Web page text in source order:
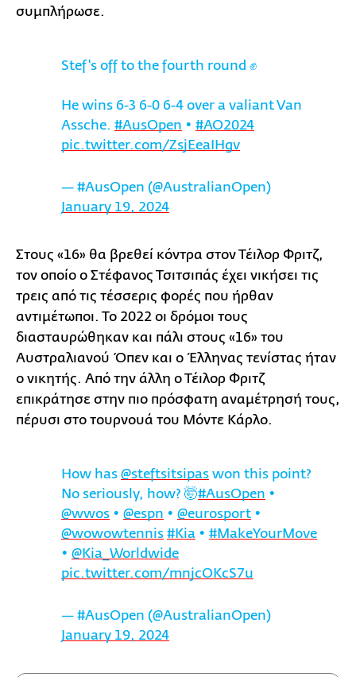
συμπλήρωσε.
Stef's off to the fourth round ✊
He wins 6-3 6-0 6-4 over a valiant Van
Assche. #AusOpen • #AO2024
pic.twitter.com/ZsjEeaIHgv
— #AusOpen (@AustralianOpen)
January 19, 2024
Στους «16» θα βρεθεί κόντρα στον Τέιλορ Φριτζ,
τον οποίο ο Στέφανος Τσιτσιπάς έχει νικήσει τις
τρεις από τις τέσσερις φορές που ήρθαν
αντιμέτωποι. Το 2022 οι δρόμοι τους
διασταυρώθηκαν και πάλι στους «16» του
Αυστραλιανού Όπεν και ο Έλληνας τενίστας ήταν
ο νικητής. Από την άλλη ο Τέιλορ Φριτζ
επικράτησε στην πιο πρόσφατη αναμέτρησή τους,
πέρυσι στο τουρνουά του Μόντε Κάρλο.
How has @steftsitsipas won this point?
No seriously, how? 🤯#AusOpen •
@wwos • @espn • @eurosport •
@wowowtennis #Kia • #MakeYourMove
• @Kia_Worldwide
pic.twitter.com/mnjcOKcS7u
— #AusOpen (@AustralianOpen)
January 19, 2024